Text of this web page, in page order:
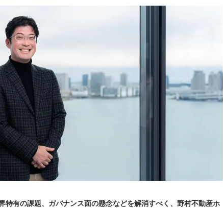
特有の課題、ガバナンス面の懸念などを解消すべく、野村不動産ホ